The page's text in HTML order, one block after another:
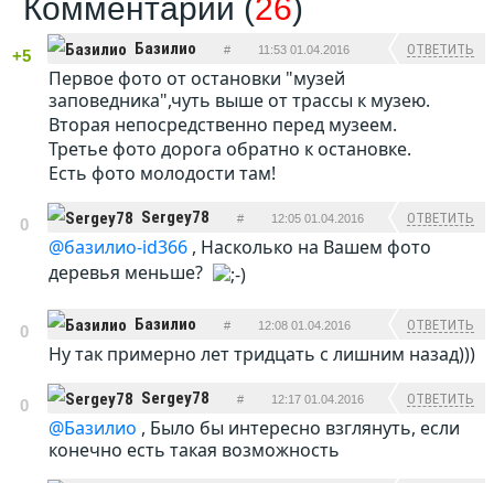
Комментарии (26)
+5 Базилио # 11:53 01.04.2016 ОТВЕТИТЬ
Первое фото от остановки "музей
заповедника",чуть выше от трассы к музею.
Вторая непосредственно перед музеем.
Третье фото дорога обратно к остановке.
Есть фото молодости там!
0 Sergey78 # 12:05 01.04.2016 ОТВЕТИТЬ
@базилио-id366 , Насколько на Вашем фото
деревья меньше?
0 Базилио # 12:08 01.04.2016 ОТВЕТИТЬ
Ну так примерно лет тридцать с лишним назад)))
0 Sergey78 # 12:17 01.04.2016 ОТВЕТИТЬ
@Базилио , Было бы интересно взглянуть, если
конечно есть такая возможность